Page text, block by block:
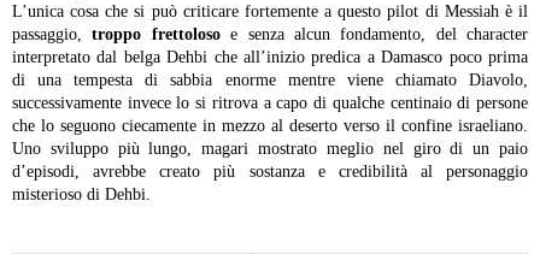
L’unica cosa che si può criticare fortemente a questo pilot di Messiah è il
passaggio,troppo frettolosoe senza alcun fondamento, del character
interpretato dal belga Dehbi che all’inizio predica a Damasco poco prima
di una tempesta di sabbia enorme mentre viene chiamato Diavolo,
successivamente invece lo si ritrova a capo di qualche centinaio di persone
che lo seguono ciecamente in mezzo al deserto verso il confine israeliano.
Uno sviluppo più lungo, magari mostrato meglio nel giro di un paio
d’episodi, avrebbe creato più sostanza e credibilità al personaggio
misterioso di Dehbi.